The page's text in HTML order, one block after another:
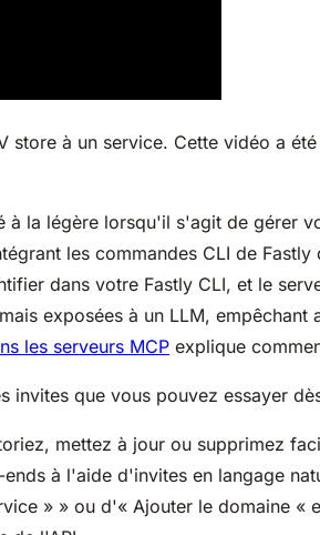
à un service. Cette vidéo a
à la légère lorsqu'il s'agit de gérer
les commandes CLI de
dans votre Fastly CLI, et le
exposées à un LLM,
les serveurs MCP explique
que vous pouvez essayer
mettez à jour ou supprimez
à l'aide d'invites en langage
» » ou d'« Ajouter le domaine «